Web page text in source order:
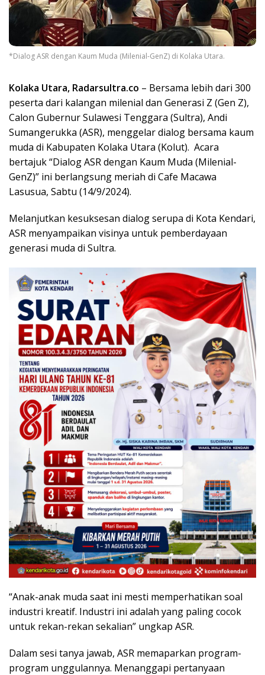
*Dialog ASR dengan Kaum Muda (Milenial-GenZ) di Kolaka Utara.
Kolaka Utara, Radarsultra.co – Bersama lebih dari 300
peserta dari kalangan milenial dan Generasi Z (Gen Z),
Calon Gubernur Sulawesi Tenggara (Sultra), Andi
Sumangerukka (ASR), menggelar dialog bersama kaum
muda di Kabupaten Kolaka Utara (Kolut). Acara
bertajuk “Dialog ASR dengan Kaum Muda (Milenial-
GenZ)” ini berlangsung meriah di Cafe Macawa
Lasusua, Sabtu (14/9/2024).
Melanjutkan kesuksesan dialog serupa di Kota Kendari,
ASR menyampaikan visinya untuk pemberdayaan
generasi muda di Sultra.
“Anak-anak muda saat ini mesti memperhatikan soal
industri kreatif. Industri ini adalah yang paling cocok
untuk rekan-rekan sekalian” ungkap ASR.
Dalam sesi tanya jawab, ASR memaparkan program-
program unggulannya. Menanggapi pertanyaan